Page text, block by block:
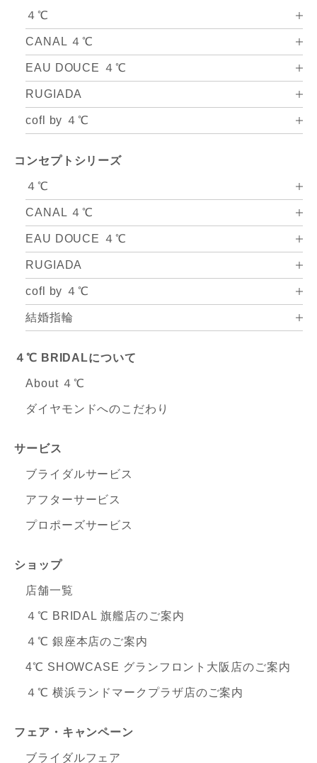
４℃
CANAL ４℃
EAU DOUCE ４℃
RUGIADA
cofl by ４℃
コンセプトシリーズ
４℃
CANAL ４℃
EAU DOUCE ４℃
RUGIADA
cofl by ４℃
結婚指輪
４℃ BRIDALについて
About ４℃
ダイヤモンドへのこだわり
サービス
ブライダルサービス
アフターサービス
プロポーズサービス
ショップ
店舗一覧
４℃ BRIDAL 旗艦店のご案内
４℃ 銀座本店のご案内
4℃ SHOWCASE グランフロント大阪店のご案内
４℃ 横浜ランドマークプラザ店のご案内
フェア・キャンペーン
ブライダルフェア